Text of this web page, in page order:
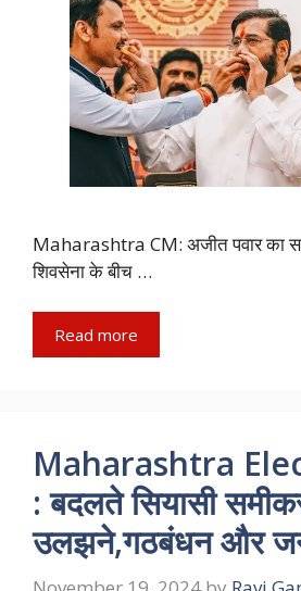
Maharashtra CM: अजीत पवार का
शिवसेना के बीच …
Read more
Maharashtra
: बदलते सियासी
उलझने,गठबंधन और